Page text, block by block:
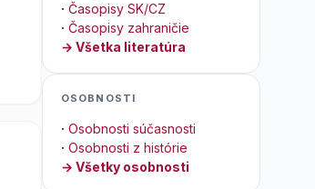
· Časopisy SK/CZ
· Časopisy zahraničie
→ Všetka literatúra
OSOBNOSTI
· Osobnosti súčasnosti
· Osobnosti z histórie
→ Všetky osobnosti